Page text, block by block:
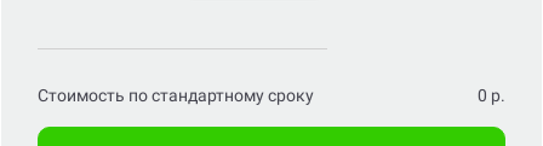
Стоимость по стандартному сроку 0 р.